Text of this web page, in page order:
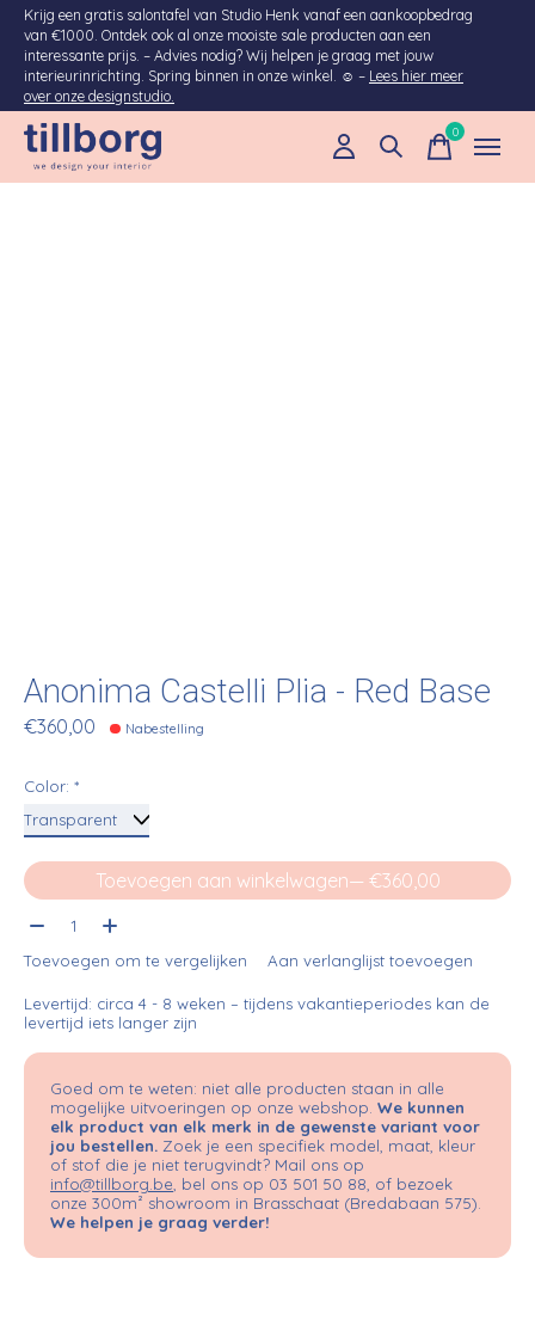
Krijg een gratis salontafel van Studio Henk vanaf een aankoopbedrag
van €1000. Ontdek ook al onze mooiste sale producten aan een
interessante prijs. – Advies nodig? Wij helpen je graag met jouw
interieurinrichting. Spring binnen in onze winkel. ☺ – Lees hier meer
over onze designstudio.
0items
Anonima Castelli Plia - Red Base
€360,00 Nabestelling
Color: *
Toevoegen aan winkelwagen
— €360,00
Aantal:
Toevoegen om te vergelijken Aan verlanglijst toevoegen
Levertijd: circa 4 - 8 weken – tijdens vakantieperiodes kan de
levertijd iets langer zijn
Goed om te weten: niet alle producten staan in alle
mogelijke uitvoeringen op onze webshop. We kunnen
elk product van elk merk in de gewenste variant voor
jou bestellen. Zoek je een specifiek model, maat, kleur
of stof die je niet terugvindt? Mail ons op
info@tillborg.be , bel ons op 03 501 50 88, of bezoek
onze 300m² showroom in Brasschaat (Bredabaan 575).
We helpen je graag verder!